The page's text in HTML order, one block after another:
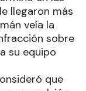
llegaron más
veía la
sobre
su equipo
que